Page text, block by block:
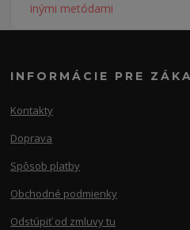
INFORMÁCIE PRE
Kontakty
Doprava
Spôsob platby
Obchodné podmienky
Odstúpiť od zmluvy tu